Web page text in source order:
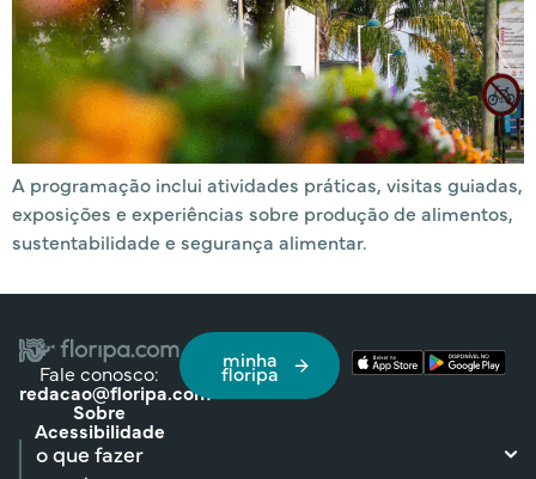
A programação inclui atividades práticas, visitas guiadas,
exposições e experiências sobre produção de alimentos,
sustentabilidade e segurança alimentar.
Fale conosco:
redacao@floripa.com
Sobre
Acessibilidade
minha
floripa
o que fazer